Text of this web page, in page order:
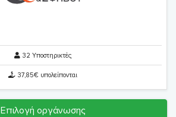
32 Υποστηρικτές
37,85€ υπολείπονται
Επιλογή οργάνωσης